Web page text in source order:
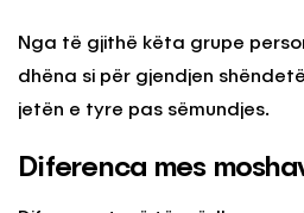
Nga të gjithë këta grupe
dhëna si për gjendjen
jetën e tyre pas sëmundjes.
Diferenca mes